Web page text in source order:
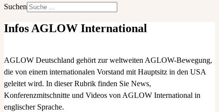
Suchen
Infos AGLOW International
AGLOW Deutschland gehört zur weltweiten AGLOW-Bewegung,
die von einem internationalen Vorstand mit Hauptsitz in den USA
geleitet wird. In dieser Rubrik finden Sie News,
Konferenzmitschnitte und Videos von AGLOW International in
englischer Sprache.